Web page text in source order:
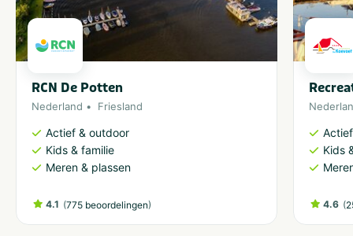
RCN De Potten
Nederland Friesland
Actief & outdoor
Kids & familie
Meren & plassen
4.1 (775 beoordelingen)
Kids
4.6 (